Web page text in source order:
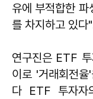
유에 부적합한
를 차지하고 있다
연구진은 ETF
이로 '거래회전
다 ETF 투자자